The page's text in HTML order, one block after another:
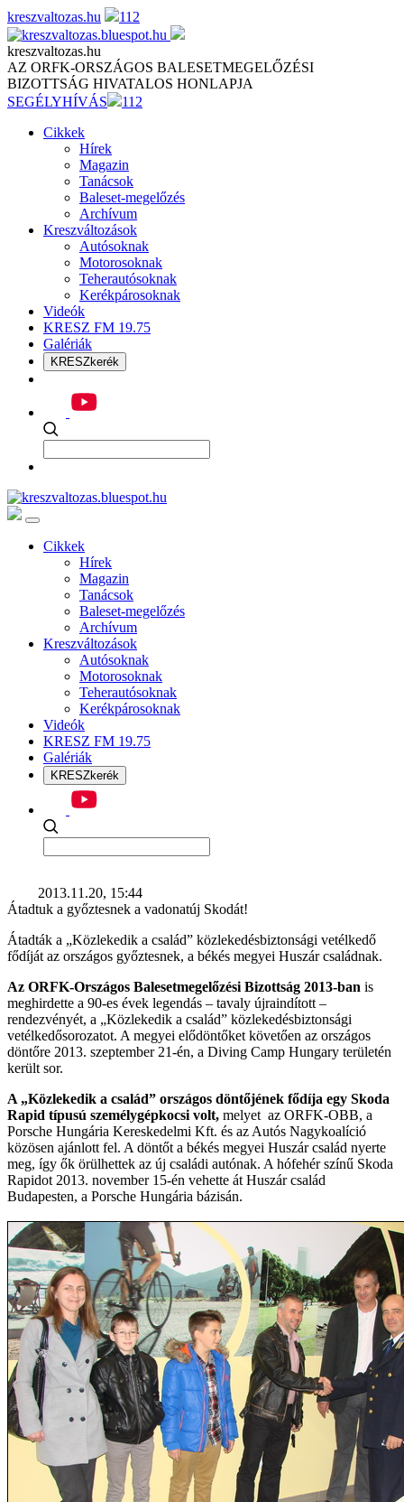
Skip
to
content
kreszvaltozas.hu 112
kreszvaltozas.hu
AZ ORFK-ORSZÁGOS BALESETMEGELŐZÉSI
BIZOTTSÁG HIVATALOS HONLAPJA
SEGÉLYHÍVÁS
112
Cikkek
Hírek
Magazin
Tanácsok
Baleset-megelőzés
Archívum
Kreszváltozások
Autósoknak
Motorosoknak
Teherautósoknak
Kerékpárosoknak
Videók
KRESZ FM 19.75
Galériák
KRESZkerék
Cikkek
Hírek
Magazin
Tanácsok
Baleset-megelőzés
Archívum
Kreszváltozások
Autósoknak
Motorosoknak
Teherautósoknak
Kerékpárosoknak
Videók
KRESZ FM 19.75
Galériák
KRESZkerék
2013.11.20, 15:44
Átadtuk a győztesnek a vadonatúj Skodát!
Átadták a „Közlekedik a család” közlekedésbiztonsági vetélkedő
fődíját az országos győztesnek, a békés megyei Huszár családnak.
Az ORFK-Országos Balesetmegelőzési Bizottság 2013-ban is
meghirdette a 90-es évek legendás – tavaly újraindított –
rendezvényét, a „Közlekedik a család” közlekedésbiztonsági
vetélkedősorozatot. A megyei elődöntőket követően az országos
döntőre 2013. szeptember 21-én, a Diving Camp Hungary területén
került sor.
A „Közlekedik a család” országos döntőjének fődíja egy Skoda
Rapid típusú személygépkocsi volt, melyet az ORFK-OBB, a
Porsche Hungária Kereskedelmi Kft. és az Autós Nagykoalíció
közösen ajánlott fel. A döntőt a békés megyei Huszár család nyerte
meg, így ők örülhettek az új családi autónak. A hófehér színű Skoda
Rapidot 2013. november 15-én vehette át Huszár család
Budapesten, a Porsche Hungária bázisán.